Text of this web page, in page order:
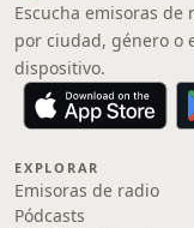
Escucha emisoras
por ciudad, género o
dispositivo.
EXPLORAR
Emisoras de radio
Pódcasts